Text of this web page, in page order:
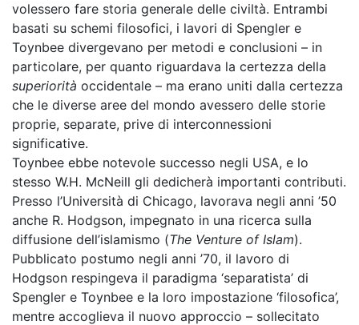
volessero fare storia generale delle civiltà. Entrambi
basati su schemi filosofici, i lavori di Spengler e
Toynbee divergevano per metodi e conclusioni – in
particolare, per quanto riguardava la certezza della
superiorità occidentale – ma erano uniti dalla certezza
che le diverse aree del mondo avessero delle storie
proprie, separate, prive di interconnessioni
significative.
Toynbee ebbe notevole successo negli USA, e lo
stesso W.H. McNeill gli dedicherà importanti contributi.
Presso l’Università di Chicago, lavorava negli anni ’50
anche R. Hodgson, impegnato in una ricerca sulla
diffusione dell’islamismo (The Venture of Islam).
Pubblicato postumo negli anni ’70, il lavoro di
Hodgson respingeva il paradigma ‘separatista’ di
Spengler e Toynbee e la loro impostazione ‘filosofica’,
mentre accoglieva il nuovo approccio – sollecitato